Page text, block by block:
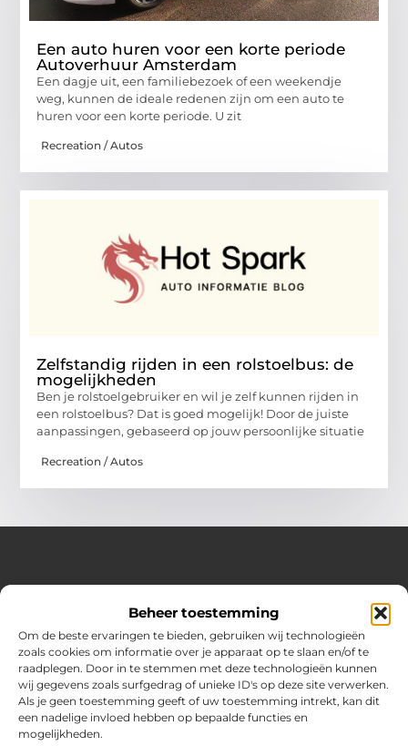
Beheer toestemming
Om de beste ervaringen te bieden, gebruiken wij technologieën
zoals cookies om informatie over je apparaat op te slaan en/of te
raadplegen. Door in te stemmen met deze technologieën kunnen
wij gegevens zoals surfgedrag of unieke ID's op deze site verwerken.
Als je geen toestemming geeft of uw toestemming intrekt, kan dit
een nadelige invloed hebben op bepaalde functies en
mogelijkheden.
Een auto huren voor een korte periode
Autoverhuur Amsterdam
Een dagje uit, een familiebezoek of een weekendje
weg, kunnen de ideale redenen zijn om een auto te
huren voor een korte periode. U zit
Recreation / Autos
Zelfstandig rijden in een rolstoelbus: de
mogelijkheden
Ben je rolstoelgebruiker en wil je zelf kunnen rijden in
een rolstoelbus? Dat is goed mogelijk! Door de juiste
aanpassingen, gebaseerd op jouw persoonlijke situatie
Recreation / Autos
Jouw bron voor inspiratie en praktische tips voor het
Verken een gevarieerde selectie blogs en artikelen boordevol
handige adviezen en verrassende inzichten om elke dag
optimaal te benutten.
Bericht categorie